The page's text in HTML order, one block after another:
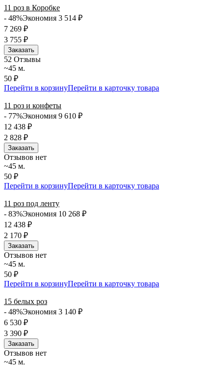
11 роз в Коробке
- 48%Экономия 3 514 ₽
7 269 ₽
3 755 ₽
Заказать
52 Отзывы
~45 м.
50 ₽
Перейти в корзинуПерейти в карточку товара
11 роз и конфеты
- 77%Экономия 9 610 ₽
12 438 ₽
2 828 ₽
Заказать
Отзывов нет
~45 м.
50 ₽
Перейти в корзинуПерейти в карточку товара
11 роз под ленту
- 83%Экономия 10 268 ₽
12 438 ₽
2 170 ₽
Заказать
Отзывов нет
~45 м.
50 ₽
Перейти в корзинуПерейти в карточку товара
15 белых роз
- 48%Экономия 3 140 ₽
6 530 ₽
3 390 ₽
Заказать
Отзывов нет
~45 м.